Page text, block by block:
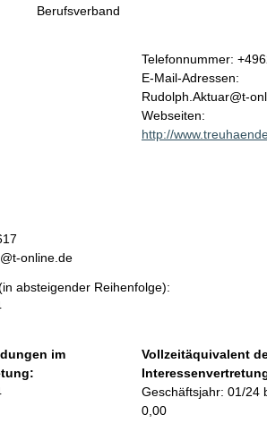
Berufsverband
K
o
n
t
a
m
o
n
e
n
Telefonnummer:
E-Mail-Adressen:
Rudolph.Aktuar@t-
Webseiten:
http://
online.de
absteigender Reihenfolge):
im
Vollzeitäquivalent
Geschäftsjahr: 01/24
0,00